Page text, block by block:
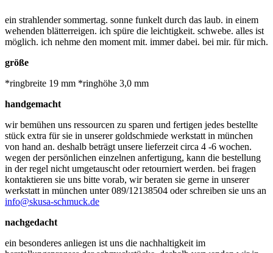
ein strahlender sommertag. sonne funkelt durch das laub. in einem
wehenden blätterreigen. ich spüre die leichtigkeit. schwebe. alles ist
möglich. ich nehme den moment mit. immer dabei. bei mir. für mich.
größe
*ringbreite 19 mm *ringhöhe 3,0 mm
handgemacht
wir bemühen uns ressourcen zu sparen und fertigen jedes bestellte
stück extra für sie in unserer goldschmiede werkstatt in münchen
von hand an. deshalb beträgt unsere lieferzeit circa 4 -6 wochen.
wegen der persönlichen einzelnen anfertigung, kann die bestellung
in der regel nicht umgetauscht oder retourniert werden. bei fragen
kontaktieren sie uns bitte vorab, wir beraten sie gerne in unserer
werkstatt in münchen unter 089/12138504 oder schreiben sie uns an
info@skusa-schmuck.de
nachgedacht
ein besonderes anliegen ist uns die nachhaltigkeit im